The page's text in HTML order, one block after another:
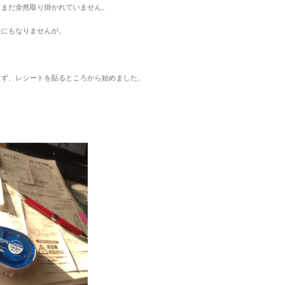
だ全然取り掛かれていません。
もなりませんが。
、レシートを貼るところから始めました。